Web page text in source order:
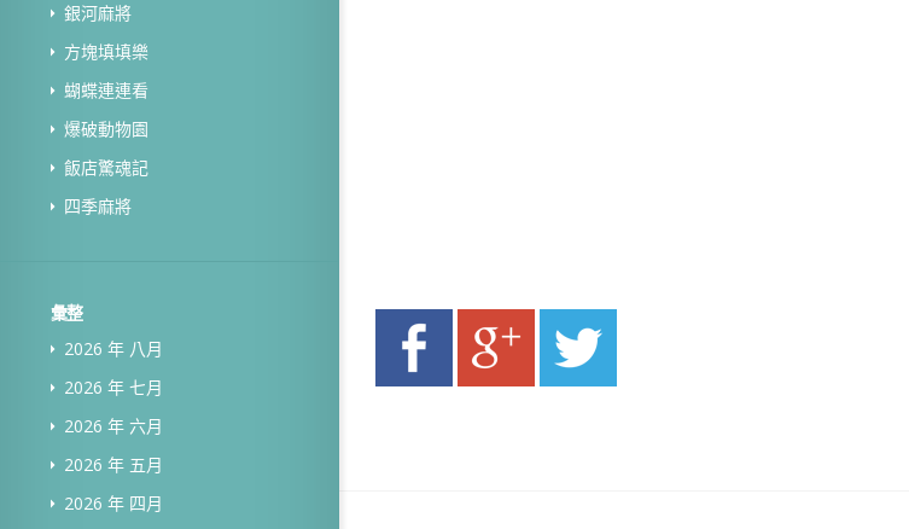
銀河麻將
方塊填填樂
蝴蝶連連看
爆破動物園
飯店驚魂記
四季麻將
彙整
2026 年 八月
2026 年 七月
2026 年 六月
2026 年 五月
2026 年 四月